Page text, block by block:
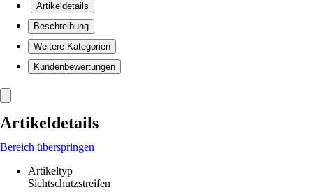
Artikeldetails
Beschreibung
Weitere Kategorien
Kundenbewertungen
Artikeldetails
Bereich überspringen
Artikeltyp
Sichtschutzstreifen